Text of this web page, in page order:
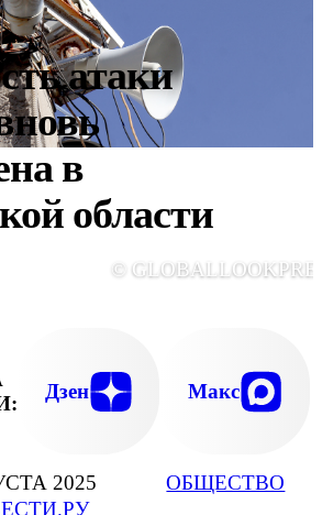
2025
ОБЩЕСТВО
атаки
в
области
©
Дзен Макс